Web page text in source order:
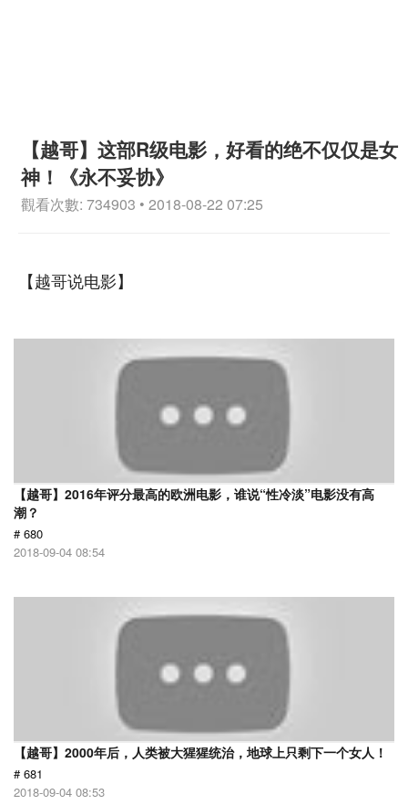
【越哥】这部R级电影，好看的绝不仅仅是女
神！《永不妥协》
觀看次數: 734903 • 2018-08-22 07:25
【越哥说电影】
【越哥】2016年评分最高的欧洲电影，谁说“性冷淡”电影没有高
潮？
# 680
2018-09-04 08:54
【越哥】2000年后，人类被大猩猩统治，地球上只剩下一个女人！
# 681
2018-09-04 08:53